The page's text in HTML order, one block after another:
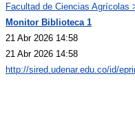
Facultad de Ciencias Agrícolas
Monitor Biblioteca 1
21 Abr 2026 14:58
21 Abr 2026 14:58
http://sired.udenar.edu.co/id/